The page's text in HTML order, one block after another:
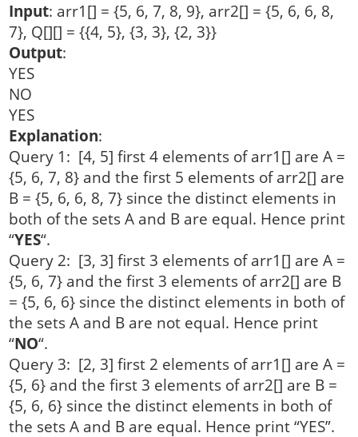
Input: arr1[] = {5, 6, 7, 8, 9}, arr2[] = {5, 6, 6, 8,
7}, Q[][] = {{4, 5}, {3, 3}, {2, 3}}
Output:
YES
NO
YES
Explanation:
Query 1: [4, 5] first 4 elements of arr1[] are A =
{5, 6, 7, 8} and the first 5 elements of arr2[] are
B = {5, 6, 6, 8, 7} since the distinct elements in
both of the sets A and B are equal. Hence print
“YES“.
Query 2: [3, 3] first 3 elements of arr1[] are A =
{5, 6, 7} and the first 3 elements of arr2[] are B
= {5, 6, 6} since the distinct elements in both of
the sets A and B are not equal. Hence print
“NO“.
Query 3: [2, 3] first 2 elements of arr1[] are A =
{5, 6} and the first 3 elements of arr2[] are B =
{5, 6, 6} since the distinct elements in both of
the sets A and B are equal. Hence print “YES”.